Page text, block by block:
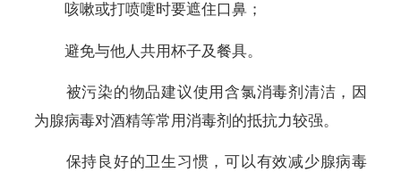
咳嗽或打喷嚏时要遮住口鼻；
避免与他人共用杯子及餐具。
被污染的物品建议使用含氯消毒剂清洁，因
为腺病毒对酒精等常用消毒剂的抵抗力较强。
保持良好的卫生习惯，可以有效减少腺病毒